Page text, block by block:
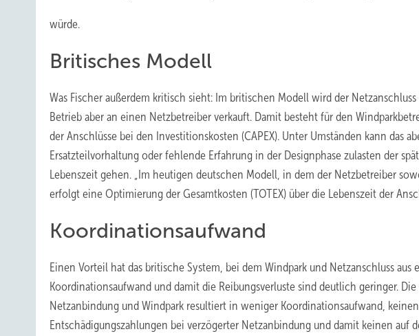
würde.
Britisches Modell
Was Fischer außerdem kritisch sieht: Im britischen Modell wird der
Betrieb aber an einen Netzbetreiber verkauft. Damit besteht für den
der Anschlüsse bei den Investitionskosten (CAPEX). Unter Umständen kann das
Ersatzteilvorhaltung oder fehlende Erfahrung in der Designphase zulasten der
Lebenszeit gehen. „Im heutigen deutschen Modell, in dem der Netzbetreiber
erfolgt eine Optimierung der Gesamtkosten (TOTEX) über die Lebenszeit der
Koordinationsaufwand
Einen Vorteil hat das britische System, bei dem Windpark und Netzanschluss
Koordinationsaufwand und damit die Reibungsverluste sind deutlich geringer.
Netzanbindung und Windpark resultiert in weniger Koordinationsaufwand,
Entschädigungszahlungen bei verzögerter Netzanbindung und damit keinen auf